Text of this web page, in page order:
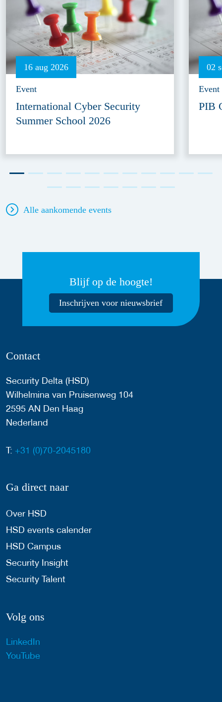
16 aug 2026
Event
International Cyber Security
Summer School 2026
02
Event
PIB
Alle aankomende events
Blijf op de hoogte!
Inschrijven voor nieuwsbrief
Contact
Security Delta (HSD)
Wilhelmina van Pruisenweg 104
2595 AN Den Haag
Nederland
T: +31 (0)70-2045180
Ga direct naar
Over HSD
HSD events calender
HSD Campus
Security Insight
Security Talent
Volg ons
LinkedIn
YouTube